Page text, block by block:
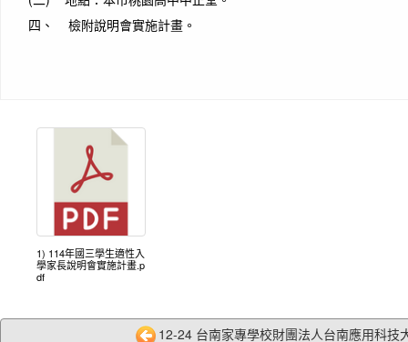
四、 檢附說明會實施計畫。
1) 114年國三學生適性入
學家長說明會實施計畫.p
df
12-24 台南家專學校財團法人台南應用科技